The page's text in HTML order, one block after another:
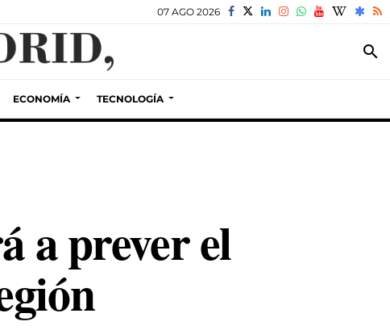
07 AGO 2026
search
ECONOMÍA TECNOLOGÍA
a prever el